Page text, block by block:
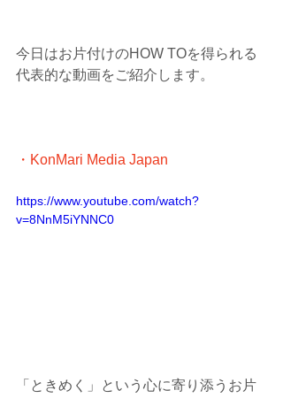
今日はお片付けのHOW TOを得られる
代表的な動画をご紹介します。
・KonMari Media Japan
https://www.youtube.com/watch?
v=8NnM5iYNNC0
「ときめく」という心に寄り添うお片